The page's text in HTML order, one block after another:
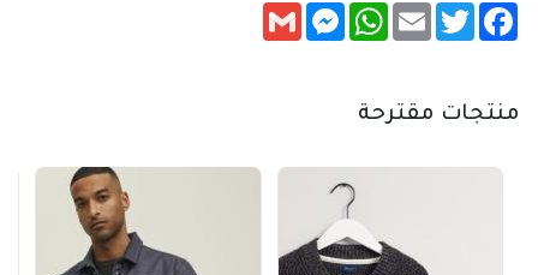
Facebook
Twitter
Email
WhatsApp
Messenger
Gmail
منتجات مقترحة